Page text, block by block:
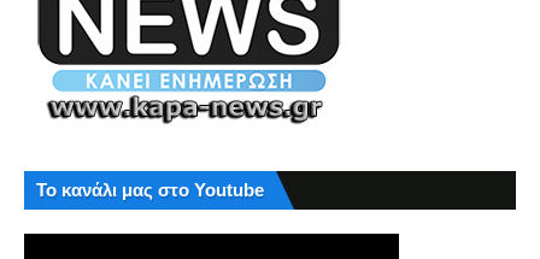
Το κανάλι μας στο Youtube